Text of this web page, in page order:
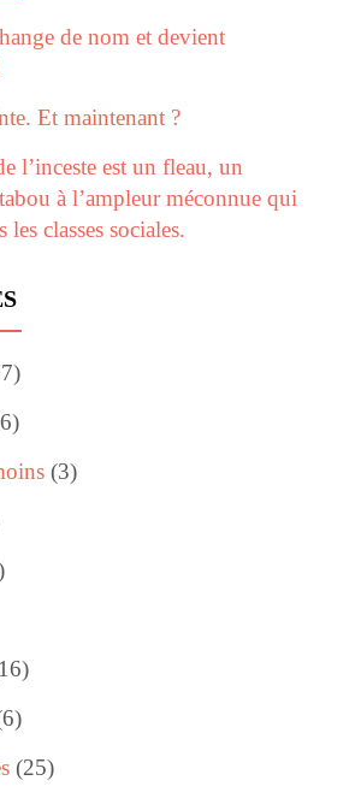
de nom et devient
Et maintenant ?
l’inceste est un fleau, un
à l’ampleur méconnue qui
les classes sociales.
(3)
(25)